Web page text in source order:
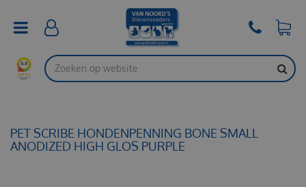
PET SCRIBE HONDENPENNING BONE SMALL
ANODIZED HIGH GLOS PURPLE